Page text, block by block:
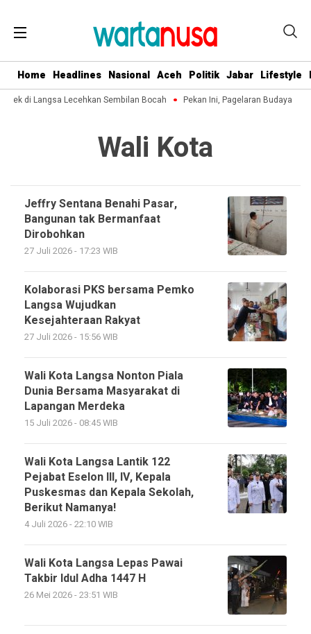
Home Headlines Nasional Aceh Politik Jabar Lifestyle
di Langsa Lecehkan Sembilan Bocah Pekan Ini, Pagelaran Budaya
Wali Kota
Jeffry Sentana Benahi Pasar,
Bangunan tak Bermanfaat
Dirobohkan
27 Juli 2026 - 17:23 WIB
Kolaborasi PKS bersama Pemko
Langsa Wujudkan
Kesejahteraan Rakyat
27 Juli 2026 - 15:56 WIB
Wali Kota Langsa Nonton Piala
Dunia Bersama Masyarakat di
Lapangan Merdeka
15 Juli 2026 - 08:45 WIB
Wali Kota Langsa Lantik 122
Pejabat Eselon III, IV, Kepala
Puskesmas dan Kepala Sekolah,
Berikut Namanya!
4 Juli 2026 - 22:10 WIB
Wali Kota Langsa Lepas Pawai
Takbir Idul Adha 1447 H
26 Mei 2026 - 23:51 WIB